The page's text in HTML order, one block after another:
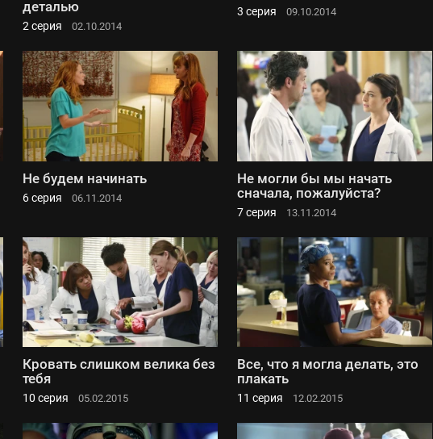
деталью
2 серия 02.10.2014
3 серия 09.10.2014
Не будем начинать
6 серия 06.11.2014
Не могли бы мы начать
сначала, пожалуйста?
7 серия 13.11.2014
Кровать слишком велика без
тебя
10 серия 05.02.2015
Все, что я могла делать, это
плакать
11 серия 12.02.2015